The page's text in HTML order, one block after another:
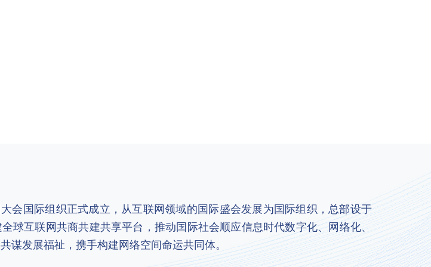
会国际组织正式成立，从互联网领域的国际盛会发展为国际组织，总部设于
球互联网共商共建共享平台，推动国际社会顺应信息时代数字化、网络化、
谋发展福祉，携手构建网络空间命运共同体。